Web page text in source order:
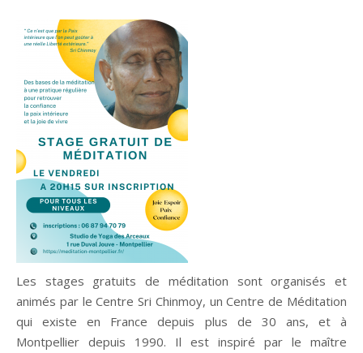
Les stages gratuits de méditation sont organisés et
animés par le Centre Sri Chinmoy, un Centre de Méditation
qui existe en France depuis plus de 30 ans, et à
Montpellier depuis 1990. Il est inspiré par le maître